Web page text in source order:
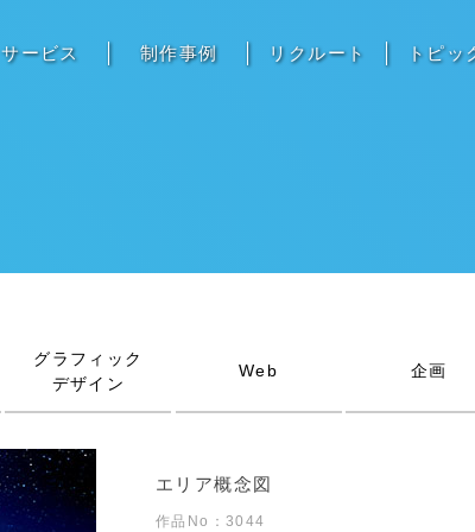
サービス 制作事例 リクルート トピッ
グラフィック
デザイン
Web 企画
エリア概念図
作品No：3044